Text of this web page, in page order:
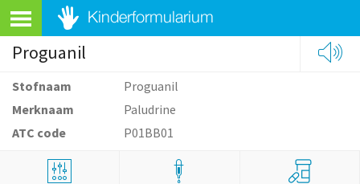
Proguanil
Stofnaam
Proguanil
Merknaam
Paludrine
ATC code
P01BB01